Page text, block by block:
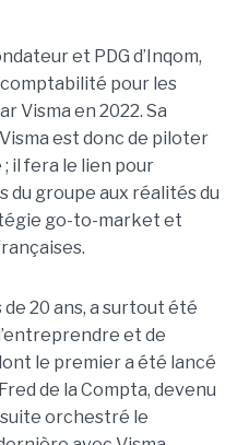
et PDG d’Inqom,
pour les
Visma en 2022. Sa
est donc de piloter
il fera le lien pour
groupe aux réalités du
go-to-market et
20 ans, a surtout été
et de
le premier a été lancé
de la Compta, devenu
orchestré le